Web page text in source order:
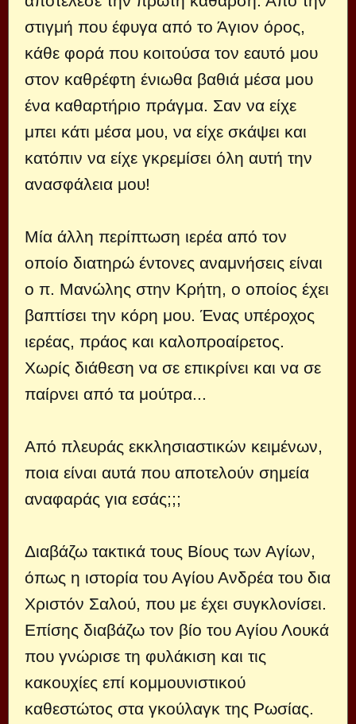
στιγμή που έφυγα από το Άγιον όρος,
κάθε φορά που κοιτούσα τον εαυτό μου
στον καθρέφτη ένιωθα βαθιά μέσα μου
ένα καθαρτήριο πράγμα. Σαν να είχε
μπει κάτι μέσα μου, να είχε σκάψει και
κατόπιν να είχε γκρεμίσει όλη αυτή την
ανασφάλεια μου!
Μία άλλη περίπτωση ιερέα από τον
οποίο διατηρώ έντονες αναμνήσεις είναι
ο π. Μανώλης στην Κρήτη, ο οποίος έχει
βαπτίσει την κόρη μου. Ένας υπέροχος
ιερέας, πράος και καλοπροαίρετος.
Χωρίς διάθεση να σε επικρίνει και να σε
παίρνει από τα μούτρα...
Από πλευράς εκκλησιαστικών κειμένων,
ποια είναι αυτά που αποτελούν σημεία
αναφαράς για εσάς;;;
Διαβάζω τακτικά τους Βίους των Αγίων,
όπως η ιστορία του Αγίου Ανδρέα του δια
Χριστόν Σαλού, που με έχει συγκλονίσει.
Επίσης διαβάζω τον βίο του Αγίου Λουκά
που γνώρισε τη φυλάκιση και τις
κακουχίες επί κομμουνιστικού
καθεστώτος στα γκούλαγκ της Ρωσίας.